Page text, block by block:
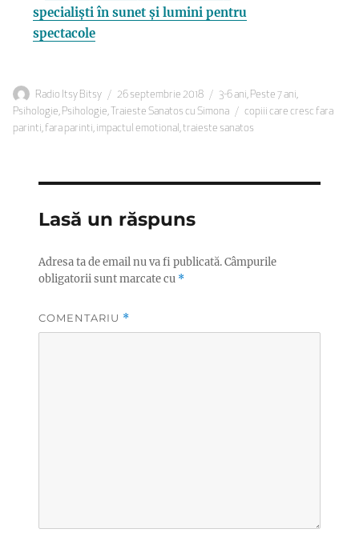
specialiști în sunet și lumini pentru
spectacole
Autor
Radio Itsy Bitsy
Publicat
pe
26 septembrie 2018 Categorii
3-6 ani, Peste 7 ani,
Psihologie, Psihologie, Traieste Sanatos cu Simona Etichete
copiii care cresc fara
parinti,fara parinti, impactul emotional ,traieste sanatos
Lasă un răspuns
Adresa ta de email nu va fi publicată.Câmpurile
obligatorii sunt marcate cu *
COMENTARIU *